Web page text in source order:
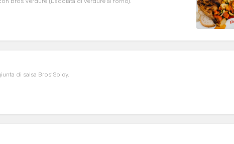
di salsa Bros’Spicy.